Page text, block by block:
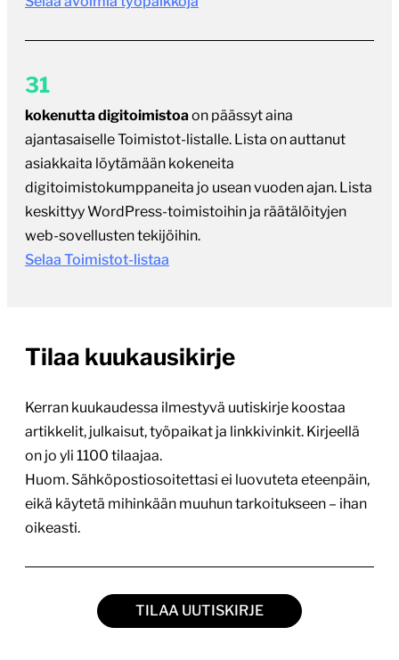
31
kokenutta digitoimistoaon päässyt aina
ajantasaiselle Toimistot-listalle. Lista on auttanut
asiakkaita löytämään kokeneita
digitoimistokumppaneita jo usean vuoden ajan. Lista
keskittyy WordPress-toimistoihin ja räätälöityjen
web-sovellusten tekijöihin.
Selaa Toimistot-listaa
Tilaa kuukausikirje
Kerran kuukaudessa ilmestyvä uutiskirje koostaa
artikkelit, julkaisut, työpaikat ja linkkivinkit. Kirjeellä
on jo yli 1100 tilaajaa.
Huom. Sähköpostiosoitettasi ei luovuteta eteenpäin,
eikä käytetä mihinkään muuhun tarkoitukseen – ihan
oikeasti.
TILAA UUTISKIRJE